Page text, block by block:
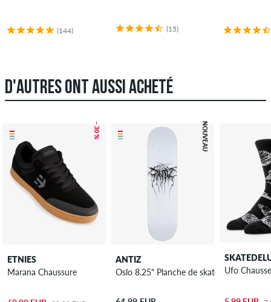
(144) (15)
D'AUTRES ONT AUSSI ACHETÉ
– 30 %
ETNIES
Marana Chaussure
NOUVEAU
ANTIZ
Oslo 8.25" Planche de skateboard
Ufo